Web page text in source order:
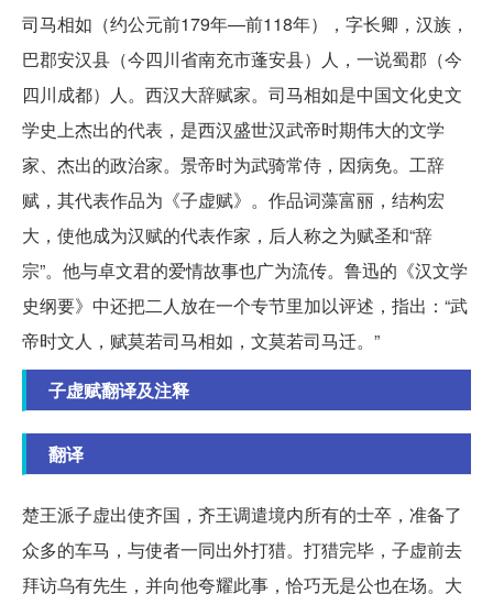
司马相如（约公元前179年—前118年），字长卿，汉族，
巴郡安汉县（今四川省南充市蓬安县）人，一说蜀郡（今
四川成都）人。西汉大辞赋家。司马相如是中国文化史文
学史上杰出的代表，是西汉盛世汉武帝时期伟大的文学
家、杰出的政治家。景帝时为武骑常侍，因病免。工辞
赋，其代表作品为《子虚赋》。作品词藻富丽，结构宏
大，使他成为汉赋的代表作家，后人称之为赋圣和“辞
宗”。他与卓文君的爱情故事也广为流传。鲁迅的《汉文学
史纲要》中还把二人放在一个专节里加以评述，指出：“武
帝时文人，赋莫若司马相如，文莫若司马迁。”
子虚赋翻译及注释
翻译
楚王派子虚出使齐国，齐王调遣境内所有的士卒，准备了
众多的车马，与使者一同出外打猎。打猎完毕，子虚前去
拜访乌有先生，并向他夸耀此事，恰巧无是公也在场。大